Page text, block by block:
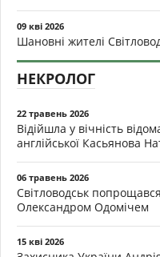
09 кві 2026
Шановні жителі
НЕКРОЛОГ
22 травень 2026
Відійшла у вічність
англійської Касьянова
06 травень 2026
Світловодськ
Олександром Одомічем
15 кві 2026